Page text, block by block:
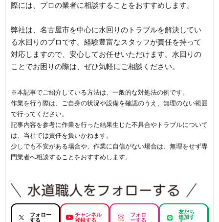
際には、プロの業者に相談することをおすすめします。
弊社は、名古屋市を中心に水回りのトラブルを解決してい
る水回りのプロです。経験豊富なスタッフが責任を持って
対応しますので、安心してお任せいただけます。水回りの
ことでお困りの際は、ぜひ気軽にご相談ください。
※本記事でご紹介している方法は、一般的な対処法の例です。
作業を行う際は、ご自身の状況や設備を確認のうえ、無理のない範囲
で行ってください。
記事内容を参考に作業を行った結果生じた不具合やトラブルについて
は、当社では責任を負いかねます。
少しでも不安がある場合や、作業に自信がない場合は、無理をせず専
門業者へ相談することをおすすめします。
フォロー
する
チャンネル
登録する
フォロ
ーする
友だち
追加す